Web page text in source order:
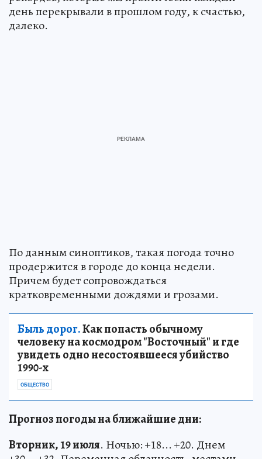
день перекрывали в прошлом году, к счастью,
далеко.
По данным синоптиков, такая погода точно
продержится в городе до конца недели.
Причем будет сопровождаться
кратковременными дождями и грозами.
Быль дорог.Как попасть обычному
человеку на космодром "Восточный" и где
увидеть одно несостоявшееся убийство
1990-х
ОБЩЕСТВО
Прогноз погоды на ближайшие дни:
Вторник, 19 июля. Ночью: +18... +20. Днем